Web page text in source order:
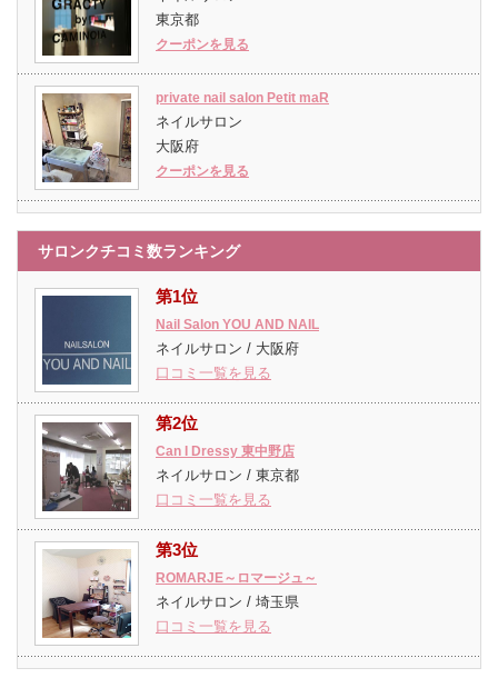
東京都
クーポンを見る
private nail salon Petit maR
ネイルサロン
大阪府
クーポンを見る
サロンクチコミ数ランキング
第1位
Nail Salon YOU AND NAIL
ネイルサロン / 大阪府
口コミ一覧を見る
第2位
Can I Dressy 東中野店
ネイルサロン / 東京都
口コミ一覧を見る
第3位
ROMARJE～ロマージュ～
ネイルサロン / 埼玉県
口コミ一覧を見る